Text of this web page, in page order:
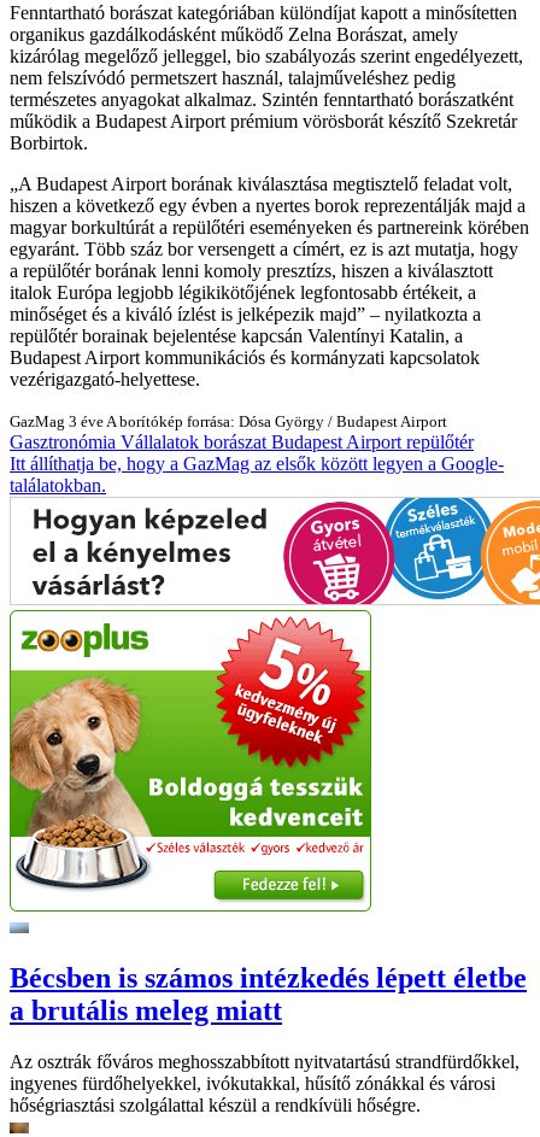
Fenntartható borászat kategóriában különdíjat kapott a minősítetten
organikus gazdálkodásként működő Zelna Borászat, amely
kizárólag megelőző jelleggel, bio szabályozás szerint engedélyezett,
nem felszívódó permetszert használ, talajműveléshez pedig
természetes anyagokat alkalmaz. Szintén fenntartható borászatként
működik a Budapest Airport prémium vörösborát készítő Szekretár
Borbirtok.
A Budapest Airport borának kiválasztása megtisztelő feladat volt,
hiszen a következő egy évben a nyertes borok reprezentálják majd a
magyar borkultúrát a repülőtéri eseményeken és partnereink körében
egyaránt. Több száz bor versengett a címért, ez is azt mutatja, hogy
a repülőtér borának lenni komoly presztízs, hiszen a kiválasztott
italok Európa legjobb légikikötőjének legfontosabb értékeit, a
minőséget és a kiváló ízlést is jelképezik majd
– nyilatkozta a
repülőtér borainak bejelentése kapcsán Valentínyi Katalin, a
Budapest Airport kommunikációs és kormányzati kapcsolatok
vezérigazgató-helyettese.
GazMag 3 éve A borítókép forrása: Dósa György / Budapest Airport
Gasztronómia Vállalatok borászat Budapest Airport repülőtér
Itt állíthatja be, hogy a GazMag az elsők között legyen a Google-
találatokban.
Bécsben is számos intézkedés lépett életbe
a brutális meleg miatt
Az osztrák főváros meghosszabbított nyitvatartású strandfürdőkkel,
ingyenes fürdőhelyekkel, ivókutakkal, hűsítő zónákkal és városi
hőségriasztási szolgálattal készül a rendkívüli hőségre.